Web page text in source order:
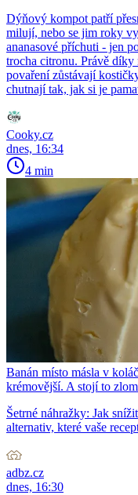
Dýňový kompot patří
milují, nebo se jim roky
ananasové příchuti - jen
trocha citronu. Právě
povaření zůstávají
chutnají tak, jak si je
Cooky.cz
dnes, 16:34
4 min
Banán místo másla v
krémovější. A stojí to
Šetrné náhražky: Jak
alternativ, které vaše
adbz.cz
dnes, 16:30